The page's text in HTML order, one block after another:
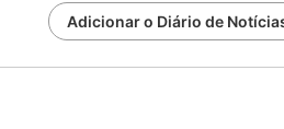
Adicionar o Diário de